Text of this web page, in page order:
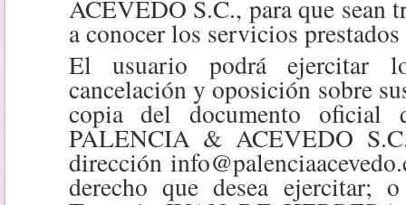
ACEVEDO S.C., para que sean
a conocer los servicios
El usuario podrá ejercitar
cancelación y oposición sobre
copia del documento oficial
PALENCIA & ACEVEDO
dirección
derecho que desea ejercitar;